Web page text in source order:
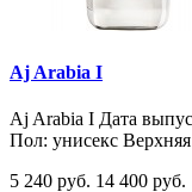
Aj Arabia I
Aj Arabia I Дата
Пол: унисекс
5 240 руб. 14 400 руб.